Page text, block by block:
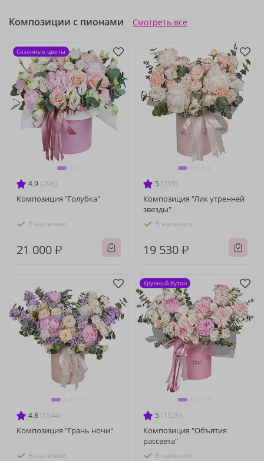
Композиции с пионами Смотреть все
4.9 (296)
Композиция "Голубка"
В наличии
21 000 ₽
Сезонные цветы
5 (259)
Композиция "Лик утренней
звезды"
В наличии
19 530 ₽
4.8 (1544)
Композиция "Грань ночи"
В наличии
5 (1529)
Композиция "Объятия
рассвета"
В наличии
Крупный бутон